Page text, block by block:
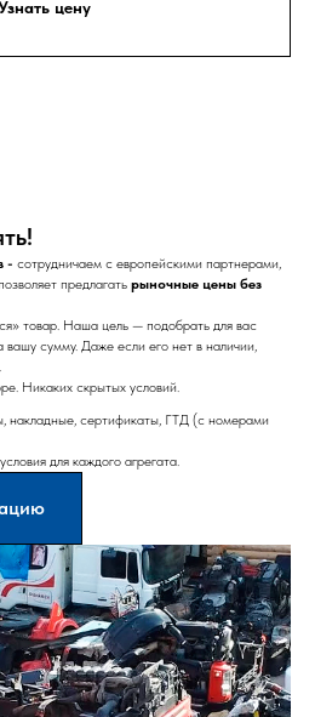
цену
- сотрудничаем с европейскими партнерами,
предлагать рыночные цены без
товар. Наша цель — подобрать для вас
вашу сумму. Даже если его нет в наличии,
Никаких скрытых условий.
накладные, сертификаты, ГТД (с номерами
для каждого агрегата.